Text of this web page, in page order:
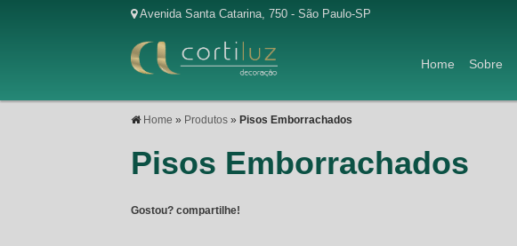
Avenida Santa Catarina, 750 - São Paulo-SP
Home Sobre
Home » Produtos » Pisos Emborrachados
Pisos Emborrachados
Gostou? compartilhe!